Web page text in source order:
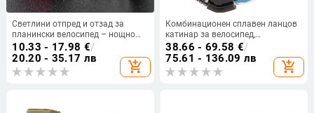
Светлини отпред и отзад за
планински велосипед – нощно
каране, предупредителна
светлина, персонализирана
обработка; Марка: Друга; Не е
внесено; Готови за частна марка
10.33 - 17.98 €/
20.20 - 35.17 лв
add_shopping_cart
Комбинационен сплавен ланцов
катинар за велосипед,
електрически велосипед и
мотоциклет (Марка Pinnamax;
Модели Pinn-706 / Pinn-751;
Материал: сплав; Приложение:
38.66 - 69.58 €/
75.61 - 136.09 лв
add_shopping_cart